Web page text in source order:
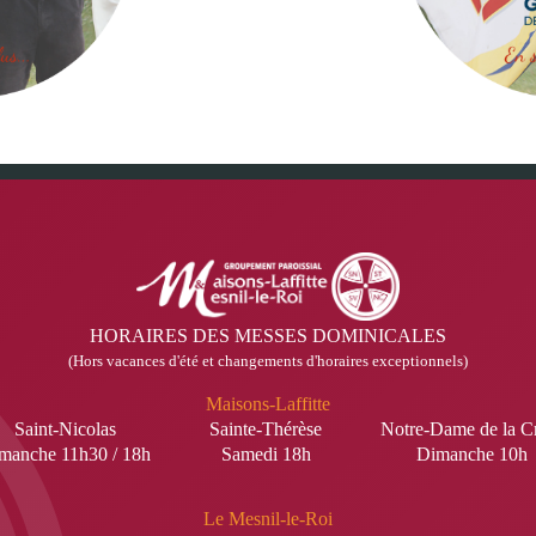
HORAIRES DES MESSES DOMINICALES
(Hors vacances d'été et changements d'horaires exceptionnels)
Maisons-Laffitte
Saint-Nicolas
Sainte-Thérèse
Notre-Dame de la
11h30 / 18h
Samedi 18h Dimanche 10h
Le Mesnil-le-Roi